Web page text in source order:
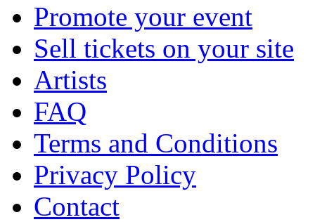
Promote your event
Sell tickets on your site
Artists
FAQ
Terms and Conditions
Privacy Policy
Contact